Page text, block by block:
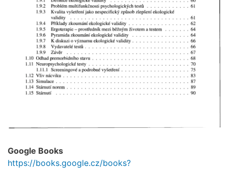
Google Books
https://books.google.cz/books?